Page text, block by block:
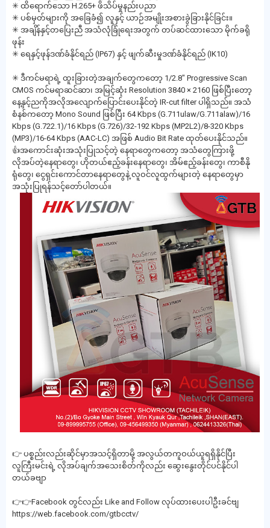
✳ ထိရောက်သော H.265+ ဖိသိပ်မှုနည်းပညာ
✳ ပစ်မှတ်များကို အခြေခံ၍ လူနှင့် ယာဉ်အမျိုးအစားခွဲခြားနိုင်ခြင်း။
✳ အချိန်နှင့်တပြေးညီ အသံလုံခြုံရေးအတွက် တပ်ဆင်ထားသော မိုက်ခရို
ဖုန်း
✳ ရေနှင့်ဖုန်ဒဏ်ခံနိုင်ရည် (IP67) နှင့် ဖျက်ဆီးမှုဒဏ်ခံနိုင်ရည် (IK10)
✳ ဒီကင်မရာရဲ့ ထူးခြားတဲ့အချက်တွေကတော့ 1/2.8" Progressive Scan
CMOS ကင်မရာဆင်ဆာ၊ အမြင့်ဆုံး Resolution 3840 × 2160 ဖြစ်ပြီးတော့
နေ့နှင့်ညကိုအလိုအလျောက်ပြောင်းပေးနိုင်တဲ့ IR-cut filter ပါရှိသည်။ အသံ
စံနစ်ကတော့ Mono Sound ဖြစ်ပြီး 64 Kbps (G.711ulaw/G.711alaw)/16
Kbps (G.722.1)/16 Kbps (G.726)/32-192 Kbps (MP2L2)/8-320 Kbps
(MP3)/16-64 Kbps (AAC-LC) အဖြစ် Audio Bit Rate ထုတ်ပေးနိုင်သည်။
👍အကောင်းဆုံးအသုံးပြုသင့်တဲ့ နေရာတွေကတော့ အသံတွေကြားဖို့
လိုအပ်တဲ့နေရာတွေ၊ ဟိုတယ်ဧည့်ခန်းနေရာတွေ၊ အိမ်ဧည့်ခန်းတွေ၊ ကာစီနို
ရုံတွေ၊ ငွေရှင်းကောင်တာနေရာတွေနဲ့ လူဝင်လူထွက်များတဲ့ နေရာတွေမှာ
အသုံးပြုရန်သင့်တော်ပါတယ်။
👉 ပစ္စည်းလည်းဆိုင်မှာအသင့်ရှိတာမို့ အလွယ်တကူဝယ်ယူရရှိနိုင်ပြီး
လူကြီးမင်းရဲ့ လိုအပ်ချက်အသေးစိတ်ကိုလည်း ဆွေးနွေးတိုင်ပင်နိုင်ပါ
တယ်ခဗျာ
👉👉Facebook တွင်လည်း Like and Follow လုပ်ထားပေးပါဦးခင်ဗျ
https://web.facebook.com/gtbcctv/